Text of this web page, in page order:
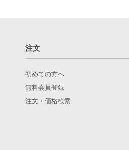
注文
初めての方へ
無料会員登録
注文・価格検索